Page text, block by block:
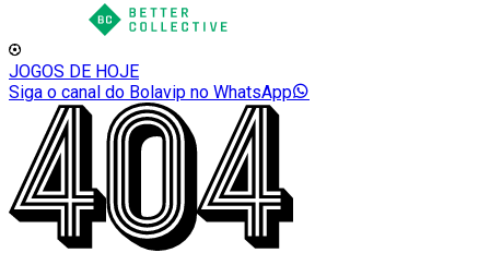
JOGOS DE HOJE
Siga o canal do Bolavip no WhatsApp